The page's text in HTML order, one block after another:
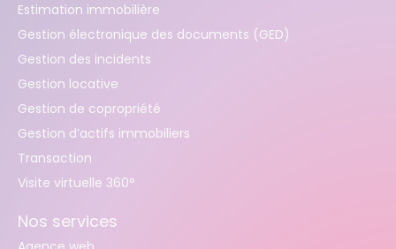
Estimation immobilière
Gestion électronique des documents (GED)
Gestion des incidents
Gestion locative
Gestion de copropriété
Gestion d’actifs immobiliers
Transaction
Visite virtuelle 360°
Nos services